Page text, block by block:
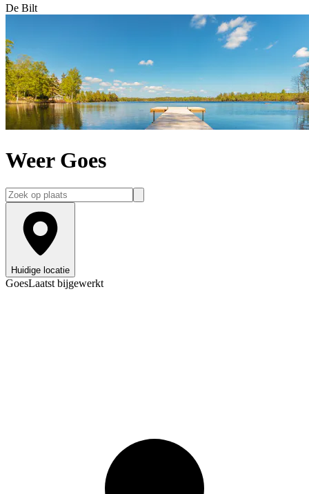
De Bilt
Weer Goes
Huidige locatie
GoesLaatst bijgewerkt